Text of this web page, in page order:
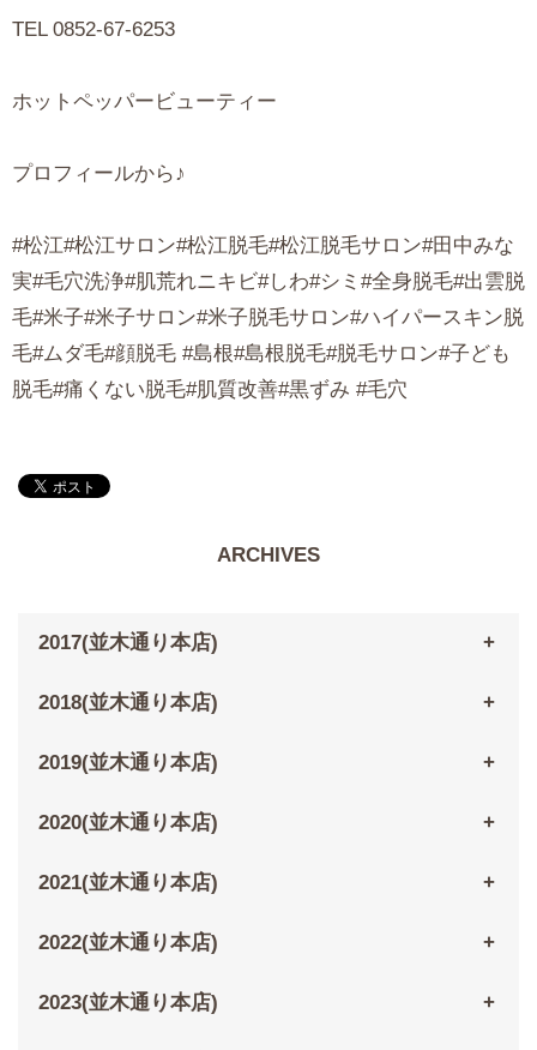
TEL 0852-67-6253
ホットペッパービューティー
プロフィールから♪
#松江#松江サロン#松江脱毛#松江脱毛サロン#田中みな
実#毛穴洗浄#肌荒れニキビ#しわ#シミ#全身脱毛#出雲脱
毛#米子#米子サロン#米子脱毛サロン#ハイパースキン脱
毛#ムダ毛#顔脱毛 #島根#島根脱毛#脱毛サロン#子ども
脱毛#痛くない脱毛#肌質改善#黒ずみ #毛穴
ARCHIVES
2017(並木通り本店)
2018(並木通り本店)
2019(並木通り本店)
2020(並木通り本店)
2021(並木通り本店)
2022(並木通り本店)
2023(並木通り本店)